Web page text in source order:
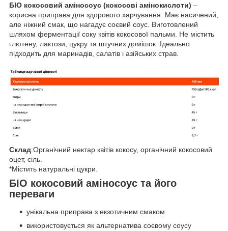
БІО кокосовий аміносоус (кокосові амінокислоти) –
корисна приправа для здорового харчування. Має насичений,
але ніжний смак, що нагадує соєвий соус. Виготовлений
шляхом ферментації соку квітів кокосової пальми. Не містить
глютену, лактози, цукру та штучних домішок. Ідеально
підходить для маринадів, салатів і азійських страв.
Склад:Органічний нектар квітів кокосу, органічний кокосовий
оцет, сіль.
*Містить натуральні цукри.
БІО кокосовий аміносоус та його
переваги
унікальна приправа з екзотичним смаком
використовується як альтернатива соєвому соусу